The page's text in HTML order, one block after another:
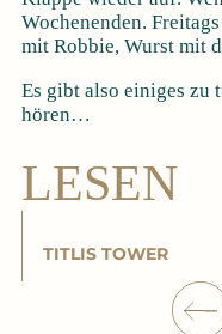
Wochenenden.
mit Robbie, Wurst mit
Es gibt also einiges zu
hören…
LESEN
TITLIS TOWER